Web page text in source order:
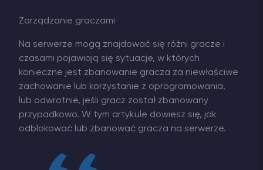
Zarządzanie graczami
Na serwerze mogą znajdować się różni gracze i
czasami pojawiają się sytuacje, w których
konieczne jest zbanowanie gracza za niewłaściwe
zachowanie lub korzystanie z oprogramowania,
lub odwrotnie, jeśli gracz został zbanowany
przypadkowo. W tym artykule dowiesz się, jak
odblokować lub zbanować gracza na serwerze.